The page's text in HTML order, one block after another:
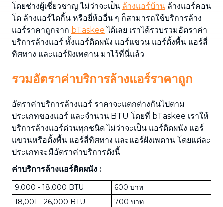
โดยช่างผู้เชี่ยวชาญ ไม่ว่าจะเป็น ล้างแอร์บ้าน ล้างแอร์คอน
โด ล้างแอร์ไดกิ้น หรือยี่ห้ออื่น ๆ ก็สามารถใช้บริการล้าง
แอร์ราคาถูกจาก bTaskee ได้เลย เราได้รวบรวมอัตราค่า
บริการล้างแอร์ ทั้งแอร์ติดผนัง แอร์แขวน แอร์ตั้งพื้น แอร์สี่
ทิศทาง และแอร์ฝังเพดาน มาไว้ที่นี่แล้ว
รวมอัตราค่าบริการล้างแอร์ราคาถูก
อัตราค่าบริการล้างแอร์ ราคาจะแตกต่างกันไปตาม
ประเภทของแอร์ และจำนวน BTU โดยที่ bTaskee เราให้
บริการล้างแอร์ด่วนทุกชนิด ไม่ว่าจะเป็น แอร์ติดผนัง แอร์
แขวนหรือตั้งพื้น แอร์สี่ทิศทาง และแอร์ฝังเพดาน โดยแต่ละ
ประเภทจะมีอัตราค่าบริการดังนี้
ค่าบริการล้างแอร์ติดผนัง :
9,000 - 18,000 BTU
600 บาท
18,001 - 26,000 BTU
700 บาท